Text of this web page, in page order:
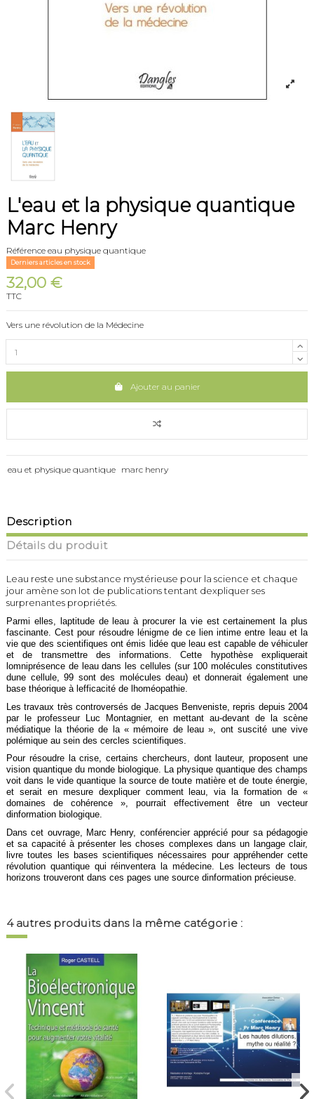
L'eau et la physique quantique
Marc Henry
Référence eau physique quantique
Derniers articles en stock
32,00 €
TTC
Vers une révolution de la Médecine
Ajouter au panier
eau et physique quantique marc henry
Description
Détails du produit
Leau reste une substance mystérieuse pour la science et chaque
jour amène son lot de publications tentant dexpliquer ses
surprenantes propriétés.
Parmi elles, laptitude de leau à procurer la vie est certainement la plus
fascinante. Cest pour résoudre lénigme de ce lien intime entre leau et la
vie que des scientifiques ont émis lidée que leau est capable de véhiculer
et de transmettre des informations. Cette hypothèse expliquerait
lomniprésence de leau dans les cellules (sur 100 molécules constitutives
dune cellule, 99 sont des molécules deau) et donnerait également une
base théorique à lefficacité de lhoméopathie.
Les travaux très controversés de Jacques Benveniste, repris depuis 2004
par le professeur Luc Montagnier, en mettant au-devant de la scène
médiatique la théorie de la « mémoire de leau », ont suscité une vive
polémique au sein des cercles scientifiques.
Pour résoudre la crise, certains chercheurs, dont lauteur, proposent une
vision quantique du monde biologique. La physique quantique des champs
voit dans le vide quantique la source de toute matière et de toute énergie,
et serait en mesure dexpliquer comment leau, via la formation de «
domaines de cohérence », pourrait effectivement être un vecteur
dinformation biologique.
Dans cet ouvrage, Marc Henry, conférencier apprécié pour sa pédagogie
et sa capacité à présenter les choses complexes dans un langage clair,
livre toutes les bases scientifiques nécessaires pour appréhender cette
révolution quantique qui réinventera la médecine. Les lecteurs de tous
horizons trouveront dans ces pages une source dinformation précieuse.
4 autres produits dans la même catégorie :